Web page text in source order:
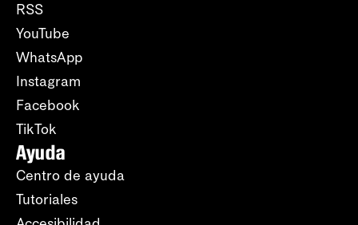
RSS
YouTube
WhatsApp
Instagram
Facebook
TikTok
Ayuda
Centro de ayuda
Tutoriales